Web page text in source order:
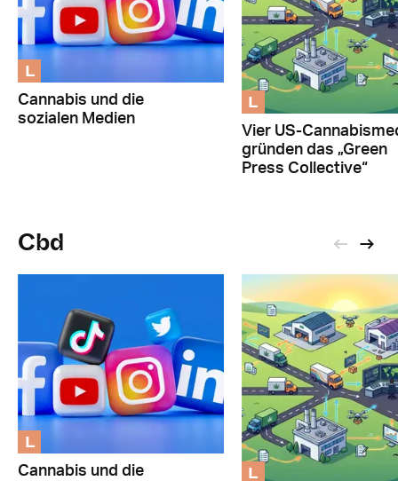
L
Cannabis und die
sozialen Medien
L
Vier US-
gründen das „Green
Press Collective“
Cbd
L
Cannabis und die L